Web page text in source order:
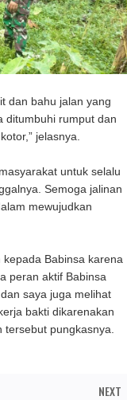
dan bahu jalan yang
ditumbuhi rumput dan
jelasnya.
untuk selalu
Semoga jalinan
mewujudkan
Babinsa karena
peran aktif Babinsa
saya juga melihat
bakti dikarenakan
tersebut pungkasnya.
NEXT